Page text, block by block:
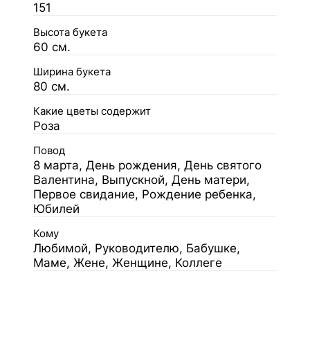
151
Высота букета
60 см.
Ширина букета
80 см.
Какие цветы содержит
Роза
Повод
8 марта, День рождения, День святого
Валентина, Выпускной, День матери,
Первое свидание, Рождение ребенка,
Юбилей
Кому
Любимой, Руководителю, Бабушке,
Маме, Жене, Женщине, Коллеге